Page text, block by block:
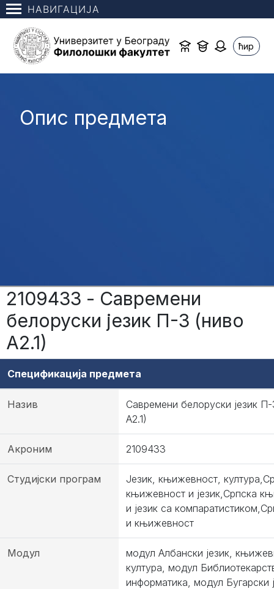
НАВИГАЦИЈА
ћир
Опис предмета
2109433 - Савремени
белоруски језик П-3 (ниво
А2.1)
Спецификација предмета
Назив
Савремени белоруски језик
А2.1)
Акроним 2109433
Студијски програм
Језик, књижевност,
књижевност и језик,Српска
и језик са
и књижевност
Модул
модул Албански језик,
култура, модул
информатика, модул Бугарски